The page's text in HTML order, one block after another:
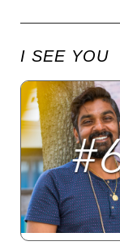
I SEE YOU